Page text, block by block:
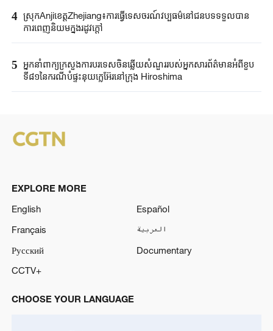
4 ស្រុកAnjiខេត្តZhejiang៖ការធ្វើទេសចរណ៍វប្បធម៌នៅជនបទទទួលបាន
ការពេញនិយមក្នុងរដូវក្តៅ
5 អ្នកនាំពាក្យ​ក្រសួងការបរទេស​ចិនឆ្លើយសំណួរ​របស់​អ្នកសារព័ត៌មាន​អំពីខួប​
ទី៨១នៃ​ករណី​បំផ្ទុះនុយក្លេអ៊ែរ​នៅក្រុង ​Hiroshima ​
EXPLORE MORE
English
Español
Français
العربية
Русский
Documentary
CCTV+
CHOOSE YOUR LANGUAGE